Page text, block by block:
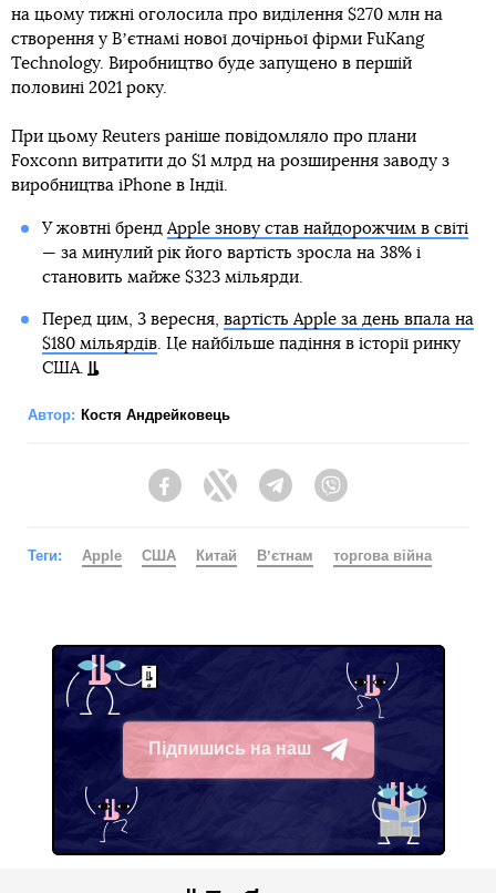
на цьому тижні оголосила про виділення $270 млн на
створення у Вʼєтнамі нової дочірньої фірми FuKang
Technology. Виробництво буде запущено в першій
половині 2021 року.
При цьому Reuters раніше повідомляло про плани
Foxconn витратити до $1 млрд на розширення заводу з
виробництва iPhone в Індії.
У жовтні бренд Apple знову став найдорожчим в світі
— за минулий рік його вартість зросла на 38% і
становить майже $323 мільярди.
Перед цим, 3 вересня, вартість Apple за день впала на
$180 мільярдів. Це найбільше падіння в історії ринку
США.
Автор: Костя Андрейковець
FacebookTwitter Telegram
Теги: Apple США Китай Вʼєтнам торгова війна
Підпишись на наш
Telegram